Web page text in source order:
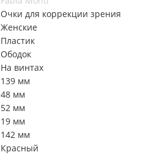
Очки для коррекции зрения
Женские
Пластик
Ободок
На винтах
139 мм
48 мм
52 мм
19 мм
142 мм
Красный